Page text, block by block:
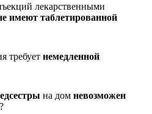
лекарственными
имеют таблетированной
требует немедленной
на дом невозможен
?